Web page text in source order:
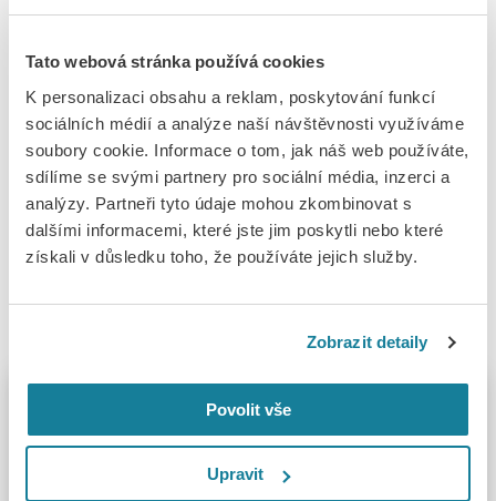
Tato webová stránka používá cookies
K personalizaci obsahu a reklam, poskytování funkcí
sociálních médií a analýze naší návštěvnosti využíváme
soubory cookie. Informace o tom, jak náš web používáte,
sdílíme se svými partnery pro sociální média, inzerci a
analýzy. Partneři tyto údaje mohou zkombinovat s
dalšími informacemi, které jste jim poskytli nebo které
získali v důsledku toho, že používáte jejich služby.
Zobrazit detaily
Povolit vše
Upravit
Termín podánípřihlášek pro komorní uskupeníje 31. března
2021.